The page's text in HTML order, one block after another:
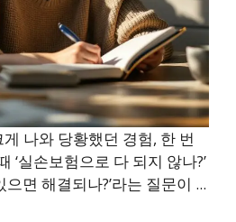
나와 당황했던 경험, 한 번
‘실손보험으로 다 되지 않나?’
면 해결되나?’라는 질문이 ...